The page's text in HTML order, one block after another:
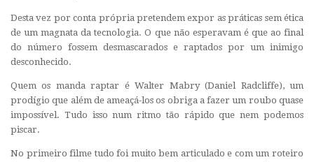
Desta vez por conta própria pretendem expor as práticas sem ética
de um magnata da tecnologia. O que não esperavam é que ao final
do número fossem desmascarados e raptados por um inimigo
desconhecido.
Quem os manda raptar é Walter Mabry (Daniel Radcliffe), um
prodígio que além de ameaçá-los os obriga a fazer um roubo quase
impossível. Tudo isso num ritmo tão rápido que nem podemos
piscar.
No primeiro filme tudo foi muito bem articulado e com um roteiro